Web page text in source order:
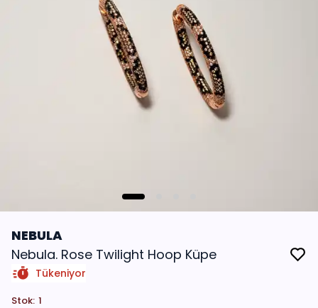
NEBULA
Nebula. Rose Twilight Hoop Küpe
Tükeniyor
Stok: 1